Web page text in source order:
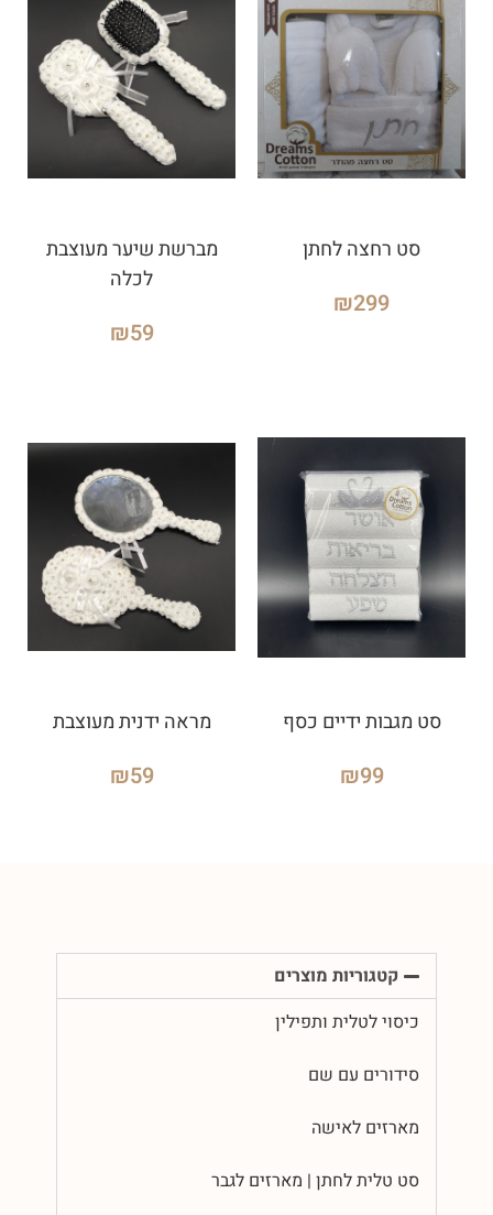
סט רחצה לחתן
₪299
מברשת שיער מעוצבת
לכלה
₪59
סט מגבות ידיים כסף
₪99
מראה ידנית מעוצבת
₪59
קטגוריות מוצרים
כיסוי לטלית ותפילין
סידורים עם שם
מארזים לאישה
סט טלית לחתן | מארזים לגבר